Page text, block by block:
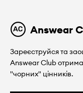
Answear
Зареєструйся та
Answear Club
"чорних" цінників.